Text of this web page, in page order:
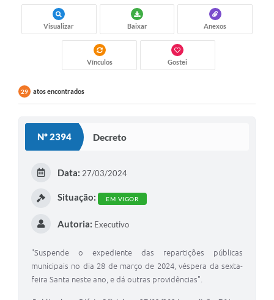
Visualizar Baixar Anexos
Vínculos Gostei
29 atos encontrados
Nº 2394 Decreto
Data: 27/03/2024
Situação: EM VIGOR
Autoria: Executivo
"Suspende o expediente das repartições públicas
municipais no dia 28 de março de 2024, véspera da sexta-
feira Santa neste ano, e dá outras providências".